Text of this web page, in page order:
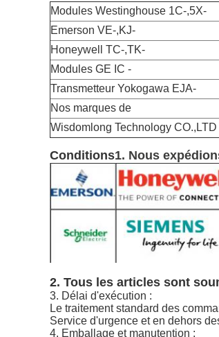
Modules Westinghouse 1C-,5X-
Emerson VE-,KJ-
Honeywell TC-,TK-
Modules GE IC -
Transmetteur Yokogawa EJA-
Nos marques de
Wisdomlong Technology CO.,LTD
Conditions1. Nous
2. Tous les articles sont
3. Délai d'exécution :
Le traitement standard des
Service d'urgence et en dehors
4. Emballage et manutention :